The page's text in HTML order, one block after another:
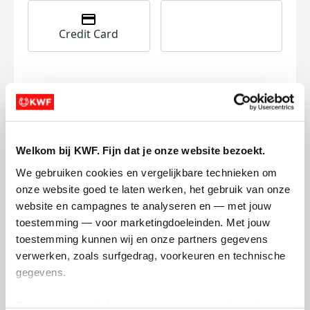
Welkom bij KWF. Fijn dat je onze website bezoekt.
We gebruiken cookies en vergelijkbare technieken om
onze website goed te laten werken, het gebruik van onze
website en campagnes te analyseren en — met jouw
toestemming — voor marketingdoeleinden. Met jouw
toestemming kunnen wij en onze partners gegevens
verwerken, zoals surfgedrag, voorkeuren en technische
gegevens.
Credit Card
I want to contribute to the transaction
Donate Now
Raised
€13
My Goal
€500